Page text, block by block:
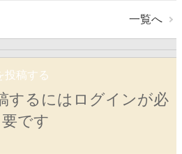
一覧へ
投稿する
するにはログインが必
要です